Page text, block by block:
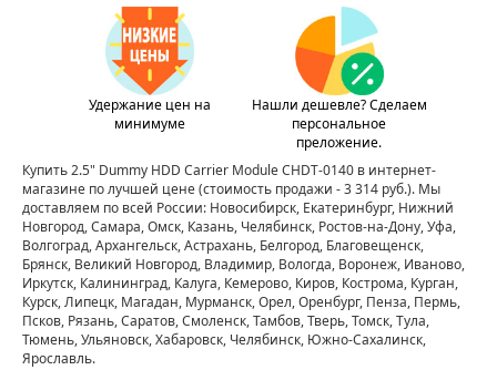
Удержание цен на
минимуме
Нашли дешевле? Сделаем
персональное
преложение.
Купить 2.5" Dummy HDD Carrier Module CHDT-0140 в интернет-
магазине по лучшей цене(стоимость продажи - 3 314 руб.). Мы
доставляем по всей России: Новосибирск, Екатеринбург, Нижний
Новгород, Самара, Омск, Казань, Челябинск, Ростов-на-Дону, Уфа,
Волгоград, Архангельск, Астрахань, Белгород, Благовещенск,
Брянск, Великий Новгород, Владимир, Вологда, Воронеж, Иваново,
Иркутск, Калининград, Калуга, Кемерово, Киров, Кострома, Курган,
Курск, Липецк, Магадан, Мурманск, Орел, Оренбург, Пенза, Пермь,
Псков, Рязань, Саратов, Смоленск, Тамбов, Тверь, Томск, Тула,
Тюмень, Ульяновск, Хабаровск, Челябинск, Южно-Сахалинск,
Ярославль.